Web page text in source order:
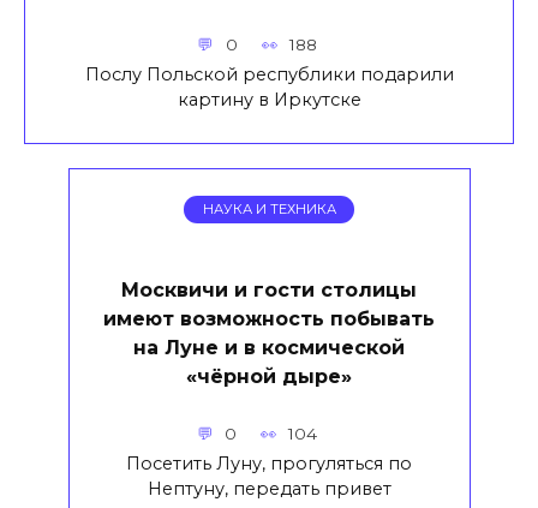
0 188
Послу Польской республики подарили
картину в Иркутске
НАУКА И ТЕХНИКА
Москвичи и гости столицы
имеют возможность побывать
на Луне и в космической
«чёрной дыре»
0 104
Посетить Луну, прогуляться по
Нептуну, передать привет